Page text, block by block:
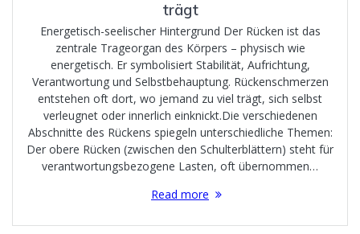
trägt
Energetisch-seelischer Hintergrund Der Rücken ist das
zentrale Trageorgan des Körpers – physisch wie
energetisch. Er symbolisiert Stabilität, Aufrichtung,
Verantwortung und Selbstbehauptung. Rückenschmerzen
entstehen oft dort, wo jemand zu viel trägt, sich selbst
verleugnet oder innerlich einknickt.Die verschiedenen
Abschnitte des Rückens spiegeln unterschiedliche Themen:
Der obere Rücken (zwischen den Schulterblättern) steht für
verantwortungsbezogene Lasten, oft übernommen…
Read more